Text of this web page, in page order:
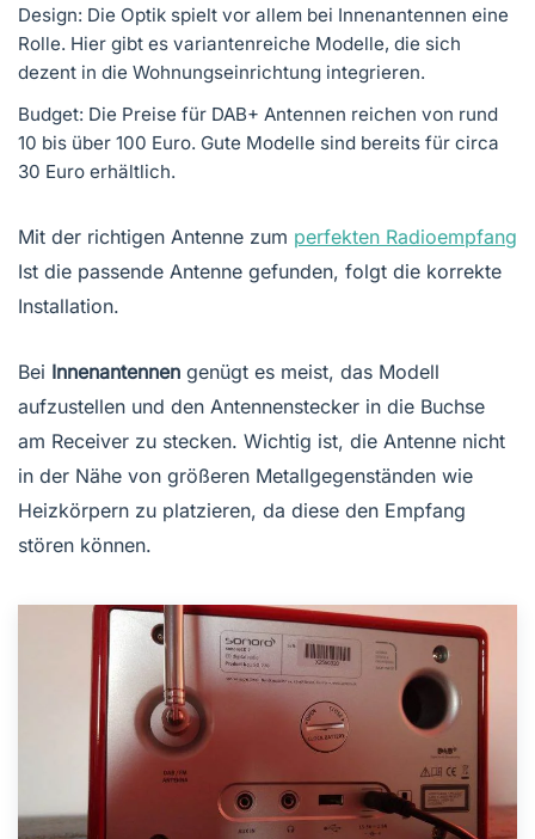
Design: Die Optik spielt vor allem bei Innenantennen eine
Rolle. Hier gibt es variantenreiche Modelle, die sich
dezent in die Wohnungseinrichtung integrieren.
Budget: Die Preise für DAB+ Antennen reichen von rund
10 bis über 100 Euro. Gute Modelle sind bereits für circa
30 Euro erhältlich.
Mit der richtigen Antenne zum perfekten Radioempfang
Ist die passende Antenne gefunden, folgt die korrekte
Installation.
Bei Innenantennen genügt es meist, das Modell
aufzustellen und den Antennenstecker in die Buchse
am Receiver zu stecken. Wichtig ist, die Antenne nicht
in der Nähe von größeren Metallgegenständen wie
Heizkörpern zu platzieren, da diese den Empfang
stören können.